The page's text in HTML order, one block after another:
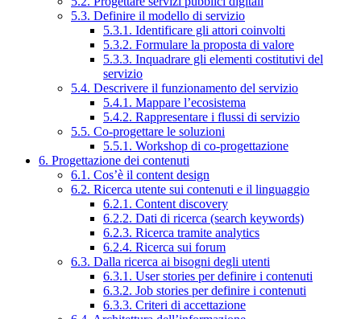
5.3. Definire il modello di servizio
5.3.1. Identificare gli attori coinvolti
5.3.2. Formulare la proposta di valore
5.3.3. Inquadrare gli elementi costitutivi del
servizio
5.4. Descrivere il funzionamento del servizio
5.4.1. Mappare l’ecosistema
5.4.2. Rappresentare i flussi di servizio
5.5. Co-progettare le soluzioni
5.5.1. Workshop di co-progettazione
6. Progettazione dei contenuti
6.1. Cos’è il content design
6.2. Ricerca utente sui contenuti e il linguaggio
6.2.1. Content discovery
6.2.2. Dati di ricerca (search keywords)
6.2.3. Ricerca tramite analytics
6.2.4. Ricerca sui forum
6.3. Dalla ricerca ai bisogni degli utenti
6.3.1. User stories per definire i contenuti
6.3.2. Job stories per definire i contenuti
6.3.3. Criteri di accettazione